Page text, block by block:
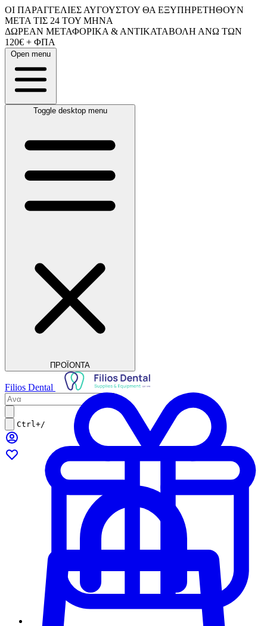
ΟΙ ΠΑΡΑΓΓΕΛΙΕΣ ΑΥΓΟΥΣΤΟΥ ΘΑ ΕΞΥΠΗΡΕΤΗΘΟΥΝ
ΜΕΤΑ ΤΙΣ 24 ΤΟΥ ΜΗΝΑ
ΔΩΡΕΑΝ ΜΕΤΑΦΟΡΙΚΑ & ΑΝΤΙΚΑΤΑΒΟΛΗ ΑΝΩ ΤΩΝ
120€ + ΦΠΑ
Open menu
Toggle desktop menu
ΠΡΟΪΟΝΤΑ
Filios Dental
Ctrl+/